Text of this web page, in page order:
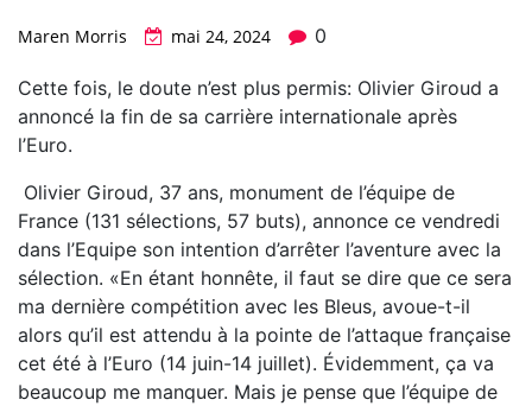
Maren Morris mai 24, 2024 0
Cette fois, le doute n’est plus permis: Olivier Giroud a
annoncé la fin de sa carrière internationale après
l’Euro.
Olivier Giroud, 37 ans, monument de l’équipe de
France (131 sélections, 57 buts), annonce ce vendredi
dans l’Equipe son intention d’arrêter l’aventure avec la
sélection. «En étant honnête, il faut se dire que ce sera
ma dernière compétition avec les Bleus, avoue-t-il
alors qu’il est attendu à la pointe de l’attaque française
cet été à l’Euro (14 juin-14 juillet). Évidemment, ça va
beaucoup me manquer. Mais je pense que l’équipe de